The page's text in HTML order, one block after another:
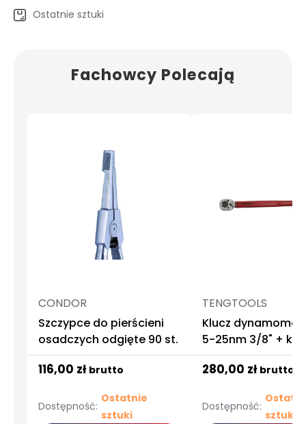
Ostatnie sztuki
Fachowcy Polecają
CONDOR
Szczypce do pierścieni
osadczych odgięte 90 st.
116,00 zł brutto
Dostępność:
Ostatnie
sztuki
TENGTOOLS
Klucz
5-25nm 3/8" +
280,00 zł brutto
Dostępność:
sztuki